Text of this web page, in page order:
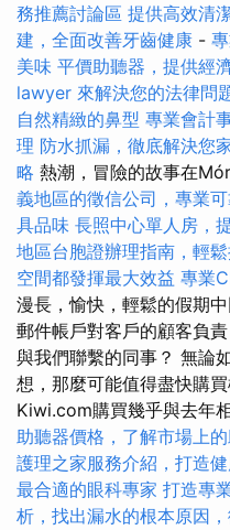
務推薦討論區 提供高效清
建，全面改善牙齒健康 -
美味 平價助聽器，提供經
lawyer 來解決您的法律問
自然精緻的鼻型 專業會計
理 防水抓漏，徹底解決您
略 熱潮，冒險的故事在
義地區的徵信公司，專業
具品味 長照中心單人房，
地區台胞證辦理指南，輕
空間都發揮最大效益 專業
漫長，愉快，輕鬆的假期
郵件帳戶對客戶的顧客負
與我們聯繫的同事？ 無論
想，那麼可能值得盡快購
Kiwi.com購買幾乎與去年
助聽器價格，了解市場上
護理之家服務介紹，打造
最合適的眼科專家 打造專
析，找出漏水的根本原因